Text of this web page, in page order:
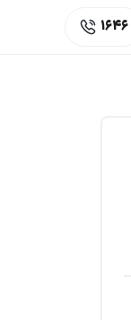
1646